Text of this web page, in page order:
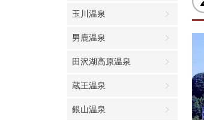
玉川温泉
男鹿温泉
田沢湖高原温泉
蔵王温泉
銀山温泉